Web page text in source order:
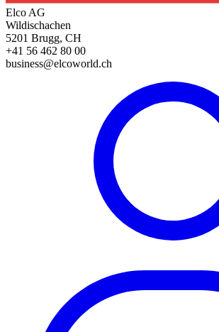
Elco AG
Wildischachen
5201 Brugg, CH
+41 56 462 80 00
business@elcoworld.ch